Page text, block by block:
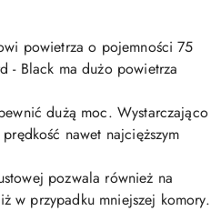
powietrza o pojemności 75
- Black ma dużo powietrza
dużą moc. Wystarczająco
nawet najcięższym
pozwala również na
w przypadku mniejszej komory.